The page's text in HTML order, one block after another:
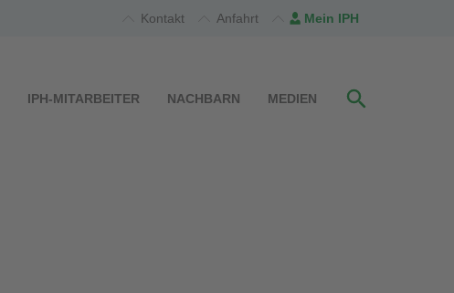
Kontakt Anfahrt Mein IPH
IPH-MITARBEITER NACHBARN MEDIEN